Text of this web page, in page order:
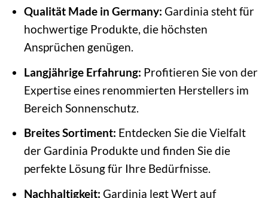
Qualität Made in Germany: Gardinia steht für
hochwertige Produkte, die höchsten
Ansprüchen genügen.
Langjährige Erfahrung: Profitieren Sie von der
Expertise eines renommierten Herstellers im
Bereich Sonnenschutz.
Breites Sortiment: Entdecken Sie die Vielfalt
der Gardinia Produkte und finden Sie die
perfekte Lösung für Ihre Bedürfnisse.
Nachhaltigkeit: Gardinia legt Wert auf